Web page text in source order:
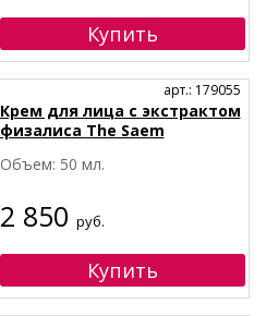
арт.: 179055
Крем для лица с экстрактом
физалиса The Saem
Объем: 50 мл.
2 850 руб.